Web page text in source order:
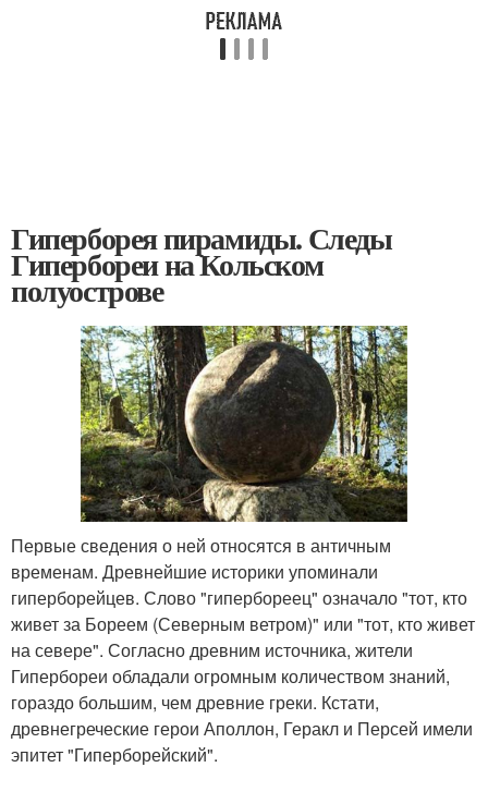
Гиперборея пирамиды. Следы
Гипербореи на Кольском
полуострове
Первые сведения о ней относятся в античным
временам. Древнейшие историки упоминали
гиперборейцев. Слово "гипербореец" означало "тот, кто
живет за Бореем (Северным ветром)" или "тот, кто живет
на севере". Согласно древним источника, жители
Гипербореи обладали огромным количеством знаний,
гораздо большим, чем древние греки. Кстати,
древнегреческие герои Аполлон, Геракл и Персей имели
эпитет "Гиперборейский".